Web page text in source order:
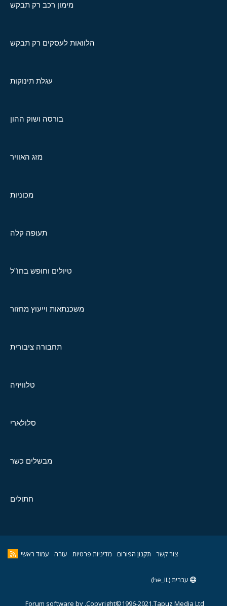
מימון רכב רק תבקש
הלוואות לעסקים רק תבקש
עגלת תינוקות
בורסה ושוק ההון
מזג האוויר
מכוניות
תעופה קלה
טיולים וחופש בחו"ל
משכנתאות וייעוץ מחזור
תחבורה ציבורית
טלוויזיה
סלולארי
מבשלים כשר
חתולים
צור קשר תקנון הפורום מדיניות פרטיות עזרה עמוד ראשי
עברית (he_IL)
Copyright©1996-2021,Tapuz Media Ltd.
Forum software by